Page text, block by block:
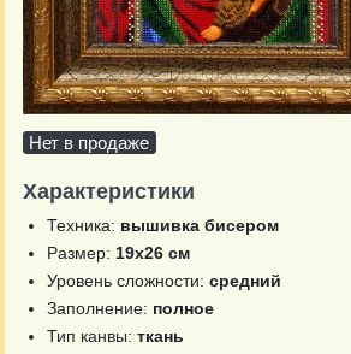
Нет в продаже
Характеристики
Техника: вышивка бисером
Размер: 19х26 см
Уровень сложности: средний
Заполнение: полное
Тип канвы: ткань